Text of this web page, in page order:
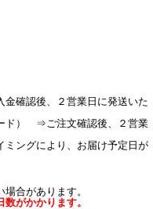
確認後、２営業日に発送いた
ド） ⇒ご注文確認後、２営業
ングにより、お届け予定日が
合があります。
がかかります。